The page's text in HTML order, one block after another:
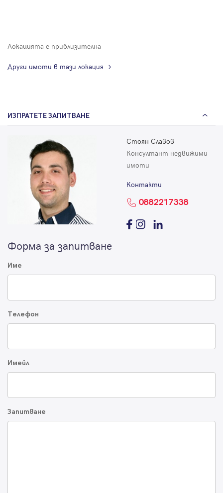
Локацията е приблизителна
Други имоти в тази локация
ИЗПРАТЕТЕ ЗАПИТВАНЕ
Стоян Славов
Консултант недвижими
имоти
Контакти
0882217338
Форма за запитване
Име
Телефон
Имейл
Запитване